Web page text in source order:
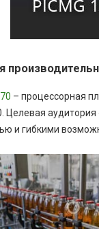
– процессорная
Целевая
и гибкими